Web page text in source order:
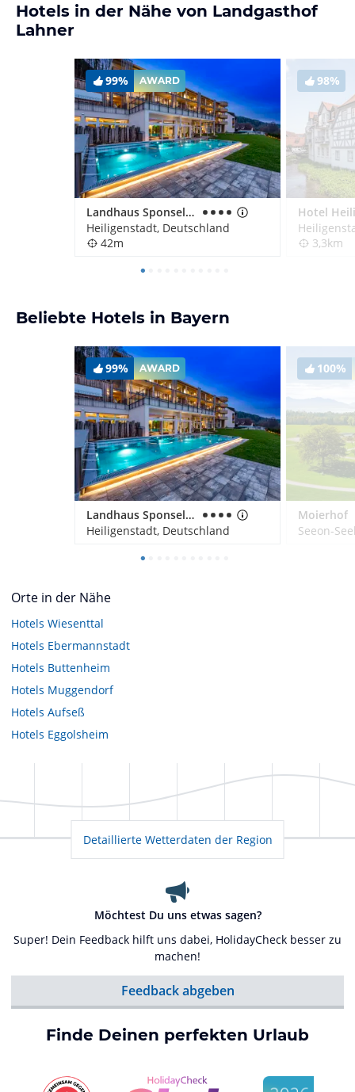
Hotels in der Nähe von Landgasthof
Lahner
99% AWARD
Landhaus Sponsel-Regus
Heiligenstadt, Deutschland
42m
98%
3,3km
Beliebte Hotels in Bayern
99% AWARD
Landhaus Sponsel-Regus
Heiligenstadt, Deutschland
100%
Moierhof
Seeon-
Orte in der Nähe
Hotels Wiesenttal
Hotels Ebermannstadt
Hotels Buttenheim
Hotels Muggendorf
Hotels Aufseß
Hotels Eggolsheim
Detaillierte Wetterdaten der Region
Möchtest Du uns etwas sagen?
Super! Dein Feedback hilft uns dabei, HolidayCheck besser zu
machen!
Feedback abgeben
Finde Deinen perfekten Urlaub